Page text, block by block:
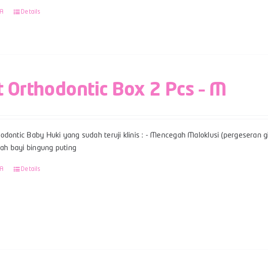
Details
Orthodontic Box 2 Pcs – M
Baby Huki yang sudah teruji klinis : - Mencegah Maloklusi (pergeseran
bayi bingung puting
Details